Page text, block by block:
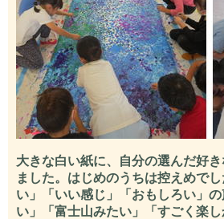
大きな白い紙に、自分の選んだ好
ました。はじめのうちは控えめで
い」「いい感じ」「おもしろい」
い」「富士山みたい」「すごく楽